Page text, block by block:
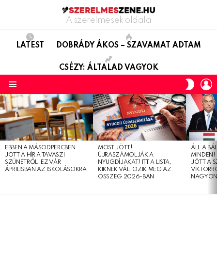
A szerelmesek oldala
LATEST DOBRÁDY ÁKOS – SZAVAMAT ADTAM
CSÉZY: ÁLTALAD VAGYOK
SKIN
LATEST
STORIES
EBBEN A MÁSODPERCBEN
JÖTT A HÍR A TAVASZI
SZÜNETRŐL, EZ VÁR
ÁPRILISBAN AZ ISKOLÁSOKRA
MOST JÖTT!
ÚJRASZÁMOLJÁK A
NYUGDÍJAKAT! ITT A LISTA,
KIKNEK VÁLTOZIK MEG AZ
ÖSSZEG 2026-BAN
ÁLL A
MINDEN!
JÖTT A